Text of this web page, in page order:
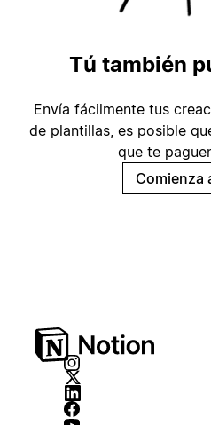
Tú también
Envía fácilmente tus
de plantillas, es posible
que te
Comienza